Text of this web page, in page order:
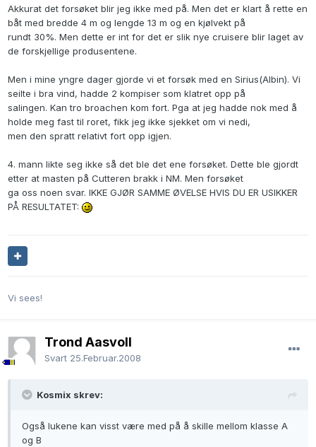
Akkurat det forsøket blir jeg ikke med på. Men det er klart å rette en
båt med bredde 4 m og lengde 13 m og en kjølvekt på
rundt 30%. Men dette er int for det er slik nye cruisere blir laget av
de forskjellige produsentene.
Men i mine yngre dager gjorde vi et forsøk med en Sirius(Albin). Vi
seilte i bra vind, hadde 2 kompiser som klatret opp på
salingen. Kan tro broachen kom fort. Pga at jeg hadde nok med å
holde meg fast til roret, fikk jeg ikke sjekket om vi nedi,
men den spratt relativt fort opp igjen.
4. mann likte seg ikke så det ble det ene forsøket. Dette ble gjordt
etter at masten på Cutteren brakk i NM. Men forsøket
ga oss noen svar. IKKE GJØR SAMME ØVELSE HVIS DU ER USIKKER
PÅ RESULTATET:
Vi sees!
Trond Aasvoll
Svart 25.Februar.2008
Kosmix skrev:
Også lukene kan visst være med på å skille mellom klasse A
og B